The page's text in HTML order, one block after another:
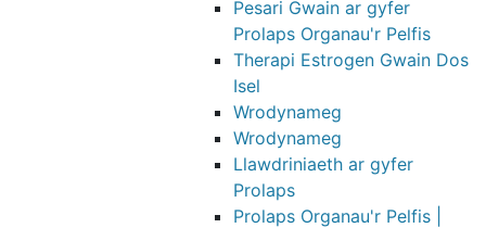
Pesari Gwain ar gyfer
Prolaps Organau'r Pelfis
Therapi Estrogen Gwain Dos
Isel
Wrodynameg
Wrodynameg
Llawdriniaeth ar gyfer
Prolaps
Prolaps Organau'r Pelfis |